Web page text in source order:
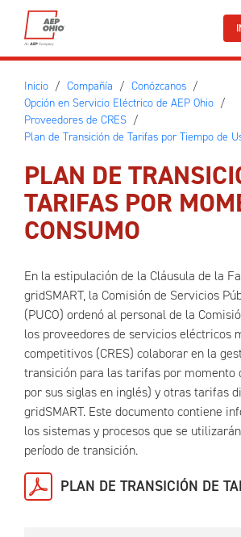
Ir al contenido principal
Inicio Compañía
Conózcanos
Opción en Servicio Eléctrico de AEP Ohio
Proveedores de CRES
Plan de Transición de Tarifas por Tiempo de
PLAN DE
TARIFAS POR
CONSUMO
En la estipulación de la Cláusula de la
gridSMART, la Comisión de Servicios
(PUCO) ordenó al personal de la
los proveedores de servicios eléctricos
competitivos (CRES) colaborar en la
transición para las tarifas por momento
por sus siglas en inglés) y otras tarifas
gridSMART. Este documento contiene
los sistemas y procesos que se
período de transición.
PLAN DE TRANSICIÓN DE